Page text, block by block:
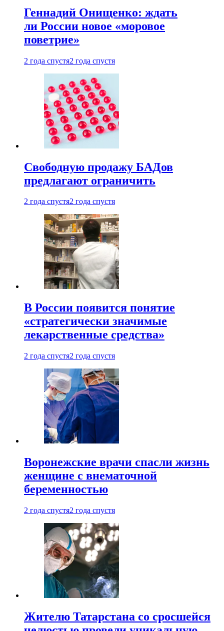
Геннадий Онищенко: ждать
ли России новое «моровое
поветрие»
2 года спустя2 года спустя
Свободную продажу БАДов
предлагают ограничить
2 года спустя2 года спустя
В России появится понятие
«стратегически значимые
лекарственные средства»
2 года спустя2 года спустя
Воронежские врачи спасли жизнь
женщине с внематочной
беременностью
2 года спустя2 года спустя
Жителю Татарстана со сросшейся